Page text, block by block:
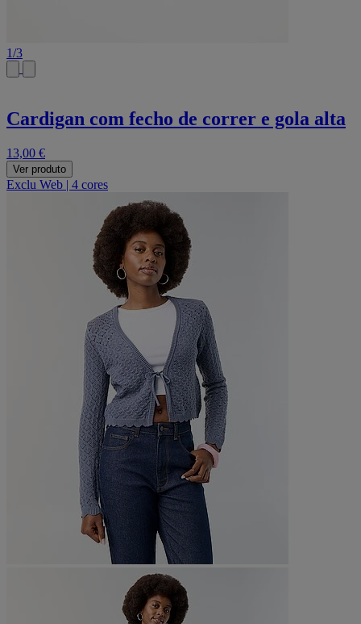
1/3
Cardigan com fecho de correr e gola alta
13,00 €
Ver produto
Exclu Web | 4 cores